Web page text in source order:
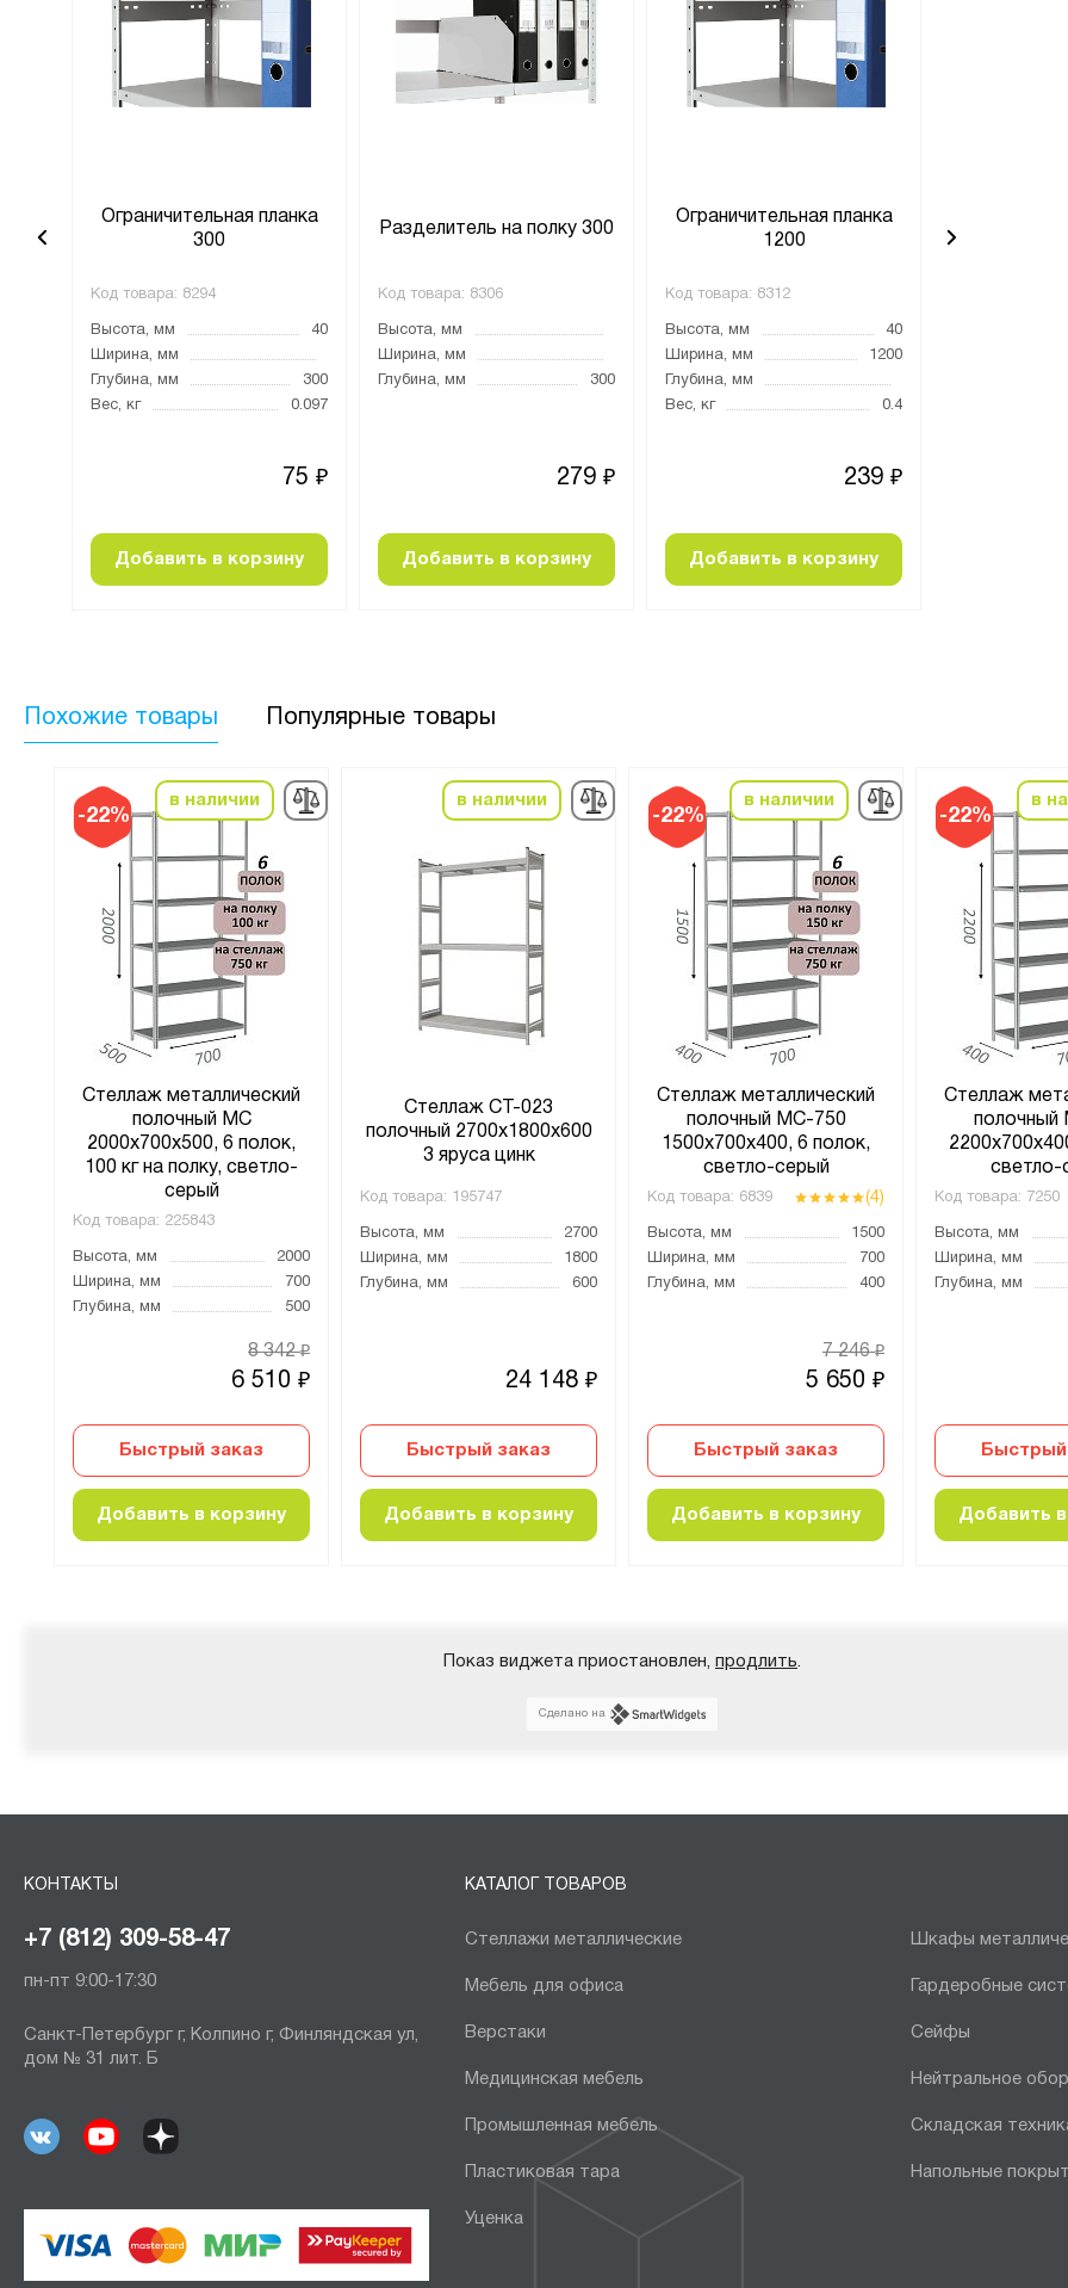
Ограничительная планка
300
Код товара: 8294
Высота, мм
40
Ширина, мм
Глубина, мм
300
Вес, кг
0.097
75 ₽
Добавить в корзину
Разделитель на полку 300
Код товара: 8306
Высота, мм
Ширина, мм
Глубина, мм
300
279 ₽
Добавить в корзину
Ограничительная планка
1200
Код товара: 8312
Высота, мм
40
Ширина, мм
1200
Глубина, мм
Вес, кг
0.4
239 ₽
Добавить в корзину
Похожие товары Популярные товары
-22%
в наличии
Стеллаж металлический
полочный МС
2000х700х500, 6 полок,
100 кг на полку, светло-
серый
Код товара: 225843
Высота, мм
2000
Ширина, мм
700
Глубина, мм
500
6 510 ₽
8 342₽
Быстрый заказ
Добавить в корзину
в наличии
Стеллаж СТ-023
полочный 2700x1800x600
3 яруса цинк
Код товара: 195747
Высота, мм
2700
Ширина, мм
1800
Глубина, мм
600
24 148 ₽
Быстрый заказ
Добавить в корзину
-22%
в наличии
Стеллаж металлический
полочный МС-750
1500х700х400, 6 полок,
светло-серый
Код товара: 6839 (4)
Высота, мм
1500
Ширина, мм
700
Глубина, мм
400
5 650 ₽
7 246₽
Быстрый заказ
Добавить в корзину
-22%
в
Стеллаж
светло-
Код товара: 7250
Высота, мм
Ширина, мм
Глубина, мм
Быстрый
Добавить
Показ виджета приостановлен, продлить.
Сделано на
КОНТАКТЫ
+7 (812) 309-58-47
пн-пт 9:00-17:30
Санкт-Петербург г, Колпино г, Финляндская ул,
дом № 31 лит. Б
КАТАЛОГ ТОВАРОВ
Стеллажи металлические Шкафы
Мебель для офиса Гардеробные
Верстаки Сейфы
Медицинская мебель Нейтральное
Промышленная мебель Складская
Пластиковая тара Напольные
Уценка